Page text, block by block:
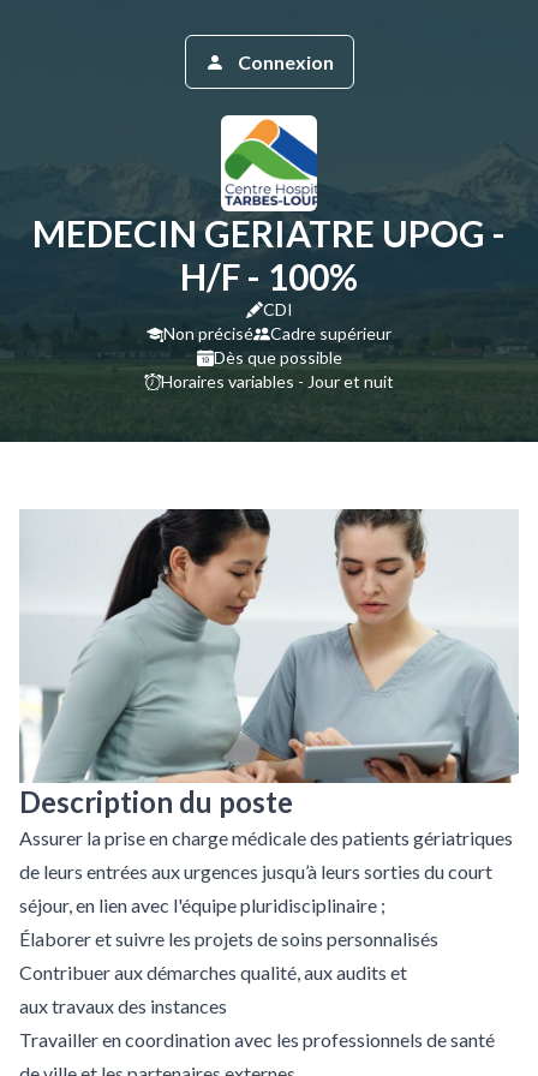
MEDECIN GERIATRE UPOG -
H/F - 100%
CDI
Non précisé
Cadre supérieur
Dès que possible
Horaires variables - Jour et nuit
Connexion
Description du poste
Assurer la prise en charge médicale des patients gériatriques
de leurs entrées aux urgences jusqu’à leurs sorties du court
séjour, en lien avec l'équipe pluridisciplinaire ;
Élaborer et suivre les projets de soins personnalisés
Contribuer aux démarches qualité, aux audits et
aux travaux des instances
Travailler en coordination avec les professionnels de santé